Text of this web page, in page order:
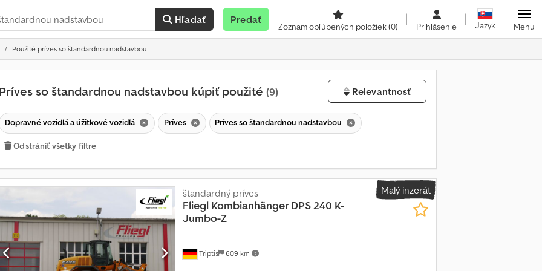
Hľadať Predať
Zoznam obľúbených položiek(0) Prihlásenie Jazyk Menu
Použité príves so štandardnou nadstavbou
Príves so štandardnou nadstavbou kúpiť použité (9) Relevantnosť
Dopravné vozidlá a úžitkové vozidlá Príves Príves so štandardnou nadstavbou
Odstrániť všetky filtre
Malý inzerát
Triptis 609 km
štandardný príves
Fliegl Kombianhänger DPS 240 K-
Jumbo-Z